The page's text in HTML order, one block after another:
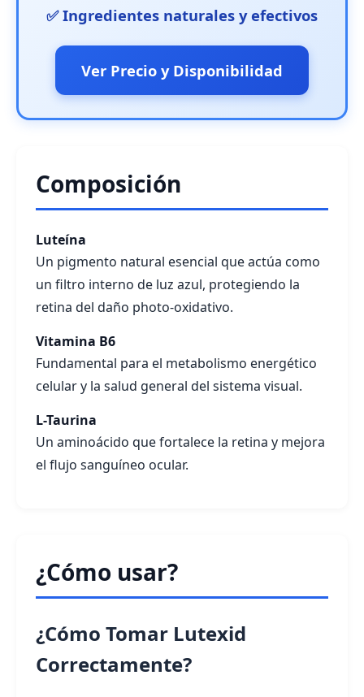
✅ Ingredientes naturales y efectivos
Ver Precio y Disponibilidad
Composición
Luteína
Un pigmento natural esencial que actúa como
un filtro interno de luz azul, protegiendo la
retina del daño photo-oxidativo.
Vitamina B6
Fundamental para el metabolismo energético
celular y la salud general del sistema visual.
L-Taurina
Un aminoácido que fortalece la retina y mejora
el flujo sanguíneo ocular.
¿Cómo usar?
¿Cómo Tomar Lutexid
Correctamente?